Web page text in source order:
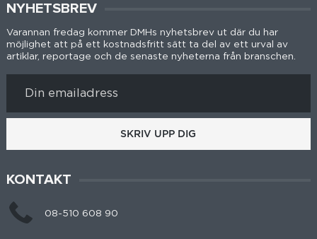
NYHETSBREV
Varannan fredag kommer DMHs nyhetsbrev ut där du har
möjlighet att på ett kostnadsfritt sätt ta del av ett urval av
artiklar, reportage och de senaste nyheterna från branschen.
SKRIV UPP DIG
KONTAKT
08-510 608 90